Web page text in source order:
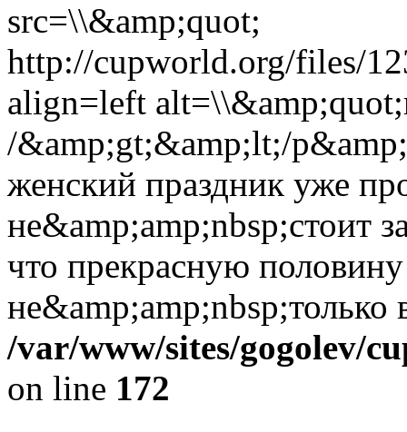
src=\\&amp;quot;
http://cupworld.org/files/
align=left
/&amp;gt;&amp;lt;/
женский праздник уже
не&amp;amp;nbsp;стоит
что прекрасную половину
/var/www/sites/gogolev/
on line 172